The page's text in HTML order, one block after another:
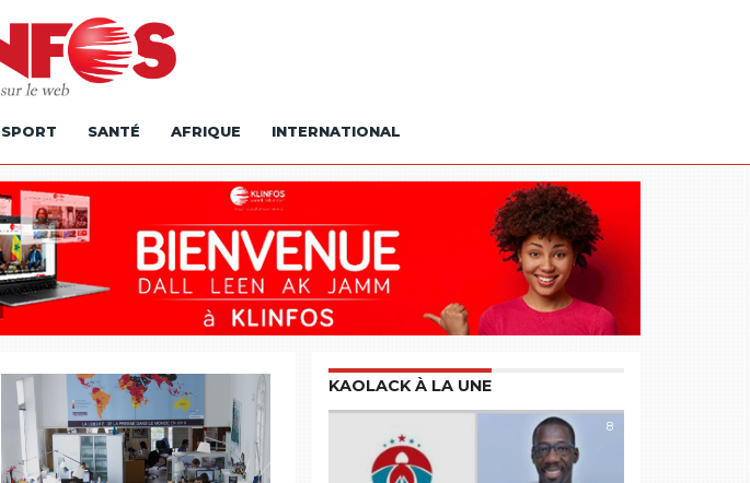
SPORT SANTÉ AFRIQUE INTERNATIONAL
KAOLACK À LA UNE
8